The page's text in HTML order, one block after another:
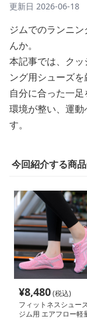
更新日 2026-06-18
ジムでのランニ
んか。
本記事では、ク
ング用シューズを
自分に合った一
環境が整い、運
す。
今回紹介する商
¥8,480(税込)
フィットネスシュー
ジム用 エアフロー軽